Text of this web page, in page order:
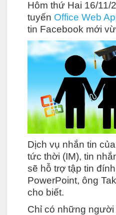
Hôm thứ Hai 16/11/
tuyến Office Web
tin Facebook mới
Dịch vụ nhắn tin
tức thời (IM), tin
sẽ hỗ trợ tập tin
PowerPoint, ông
cho biết.
Chỉ có những người